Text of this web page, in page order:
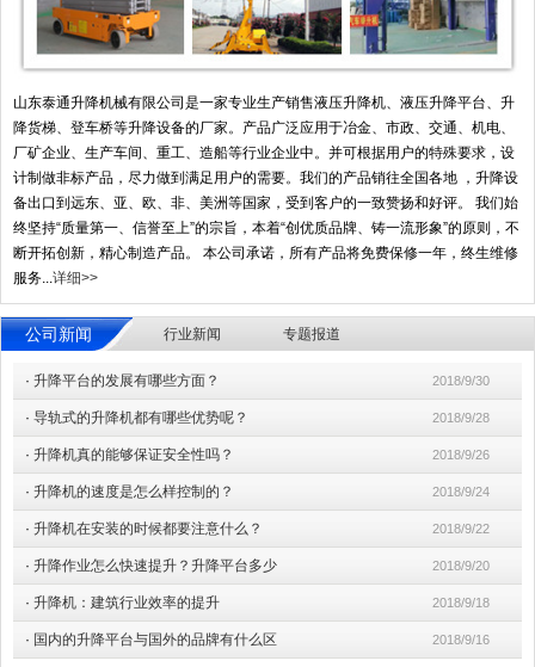
山东泰通升降机械有限公司是一家专业生产销售液压升降机、液压升降平台、升
降货梯、登车桥等升降设备的厂家。产品广泛应用于冶金、市政、交通、机电、
厂矿企业、生产车间、重工、造船等行业企业中。并可根据用户的特殊要求，设
计制做非标产品，尽力做到满足用户的需要。我们的产品销往全国各地 ，升降设
备出口到远东、亚、欧、非、美洲等国家，受到客户的一致赞扬和好评。 我们始
终坚持“质量第一、信誉至上”的宗旨，本着“创优质品牌、铸一流形象”的原则，不
断开拓创新，精心制造产品。 本公司承诺，所有产品将免费保修一年，终生维修
服务...详细>>
公司新闻 行业新闻 专题报道
· 升降平台的发展有哪些方面？ 2018/9/30
· 导轨式的升降机都有哪些优势呢？ 2018/9/28
· 升降机真的能够保证安全性吗？ 2018/9/26
· 升降机的速度是怎么样控制的？ 2018/9/24
· 升降机在安装的时候都要注意什么？ 2018/9/22
· 升降作业怎么快速提升？升降平台多少 2018/9/20
· 升降机：建筑行业效率的提升 2018/9/18
· 国内的升降平台与国外的品牌有什么区 2018/9/16